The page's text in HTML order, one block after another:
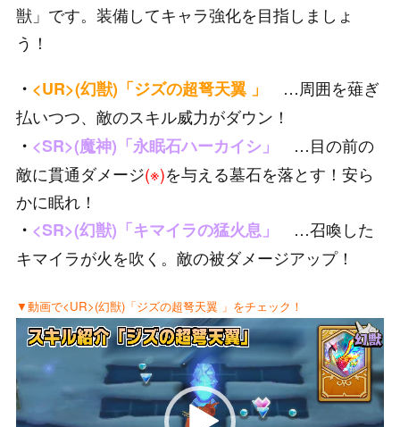
獣」です。装備してキャラ強化を目指しましょ
う！
・ <UR>(幻獣)「ジズの超弩天翼 」
…周囲を薙ぎ
払いつつ、敵のスキル威力がダウン！
・ <SR>(魔神)「永眠石ハーカイシ」
…目の前の
敵に貫通ダメージ(※)を与える墓石を落とす！安ら
かに眠れ！
・ <SR>(幻獣)「キマイラの猛火息」
…召喚した
キマイラが火を吹く。敵の被ダメージアップ！
▼動画で<UR>(幻獣)「ジズの超弩天翼 」をチェック！
動
プ
レ